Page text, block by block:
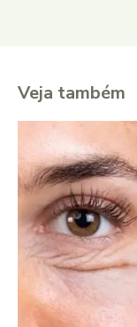
Veja também